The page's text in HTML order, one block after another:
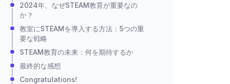
2024年、なぜSTEAM教育が重要なの
か？
教室にSTEAMを導入する方法：5つの重
要な戦略
STEAM教育の未来：何を期待するか
最終的な感想
Congratulations!